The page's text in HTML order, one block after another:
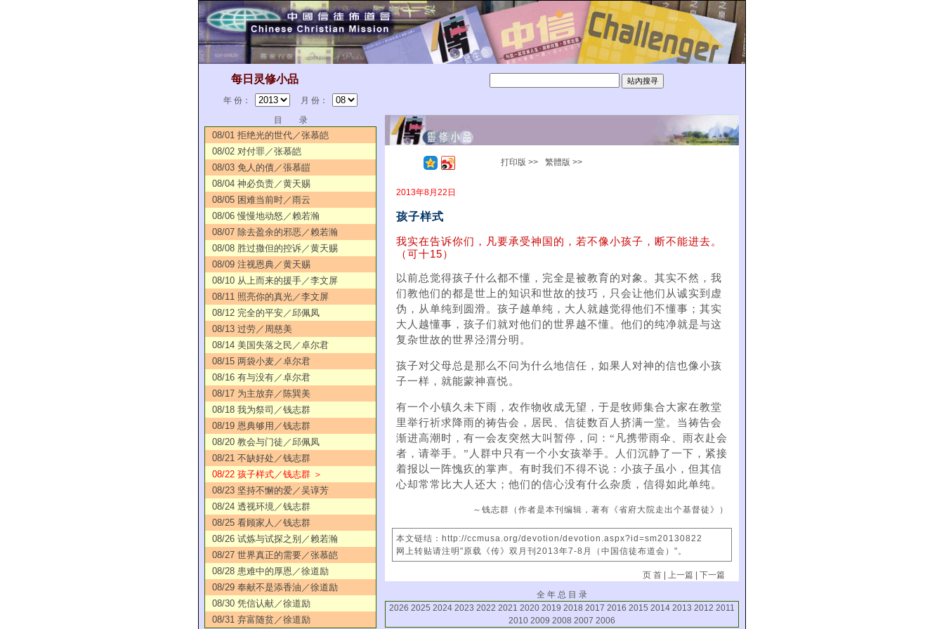
每日灵修小品
年 份：
月 份：
目 录
08/01 拒绝光的世代／张慕皑
08/02 对付罪／张慕皑
08/03 免人的債／張慕皚
08/04 神必负责／黄天赐
08/05 困难当前时／雨云
08/06 慢慢地动怒／赖若瀚
08/07 除去盈余的邪恶／赖若瀚
08/08 胜过撒但的控诉／黄天赐
08/09 注视恩典／黄天赐
08/10 从上而来的援手／李文屏
08/11 照亮你的真光／李文屏
08/12 完全的平安／邱佩凤
08/13 过劳／周慈美
08/14 美国失落之民／卓尔君
08/15 两袋小麦／卓尔君
08/16 有与没有／卓尔君
08/17 为主放弃／陈巽美
08/18 我为祭司／钱志群
08/19 恩典够用／钱志群
08/20 教会与门徒／邱佩凤
08/21 不缺好处／钱志群
08/22 孩子样式／钱志群 ＞
08/23 坚持不懈的爱／吴谆芳
08/24 透视环境／钱志群
08/25 看顾家人／钱志群
08/26 试炼与试探之别／赖若瀚
08/27 世界真正的需要／张慕皑
08/28 患难中的厚恩／徐道励
08/29 奉献不是添香油／徐道励
08/30 凭信认献／徐道励
08/31 弃富随贫／徐道励
打印版 >> 繁體版 >>
2013年8月22日
孩子样式
我实在告诉你们，凡要承受神国的，若不像小孩子，断不能进去。
（可十15）
以前总觉得孩子什么都不懂，完全是被教育的对象。其实不然，我
们教他们的都是世上的知识和世故的技巧，只会让他们从诚实到虚
伪，从单纯到圆滑。孩子越单纯，大人就越觉得他们不懂事；其实
大人越懂事，孩子们就对他们的世界越不懂。他们的纯净就是与这
复杂世故的世界泾渭分明。
孩子对父母总是那么不问为什么地信任，如果人对神的信也像小孩
子一样，就能蒙神喜悦。
有一个小镇久未下雨，农作物收成无望，于是牧师集合大家在教堂
里举行祈求降雨的祷告会，居民、信徒数百人挤满一堂。当祷告会
渐进高潮时，有一会友突然大叫暂停，问：“凡携带雨伞、雨衣赴会
者，请举手。”人群中只有一个小女孩举手。人们沉静了一下，紧接
着报以一阵愧疚的掌声。有时我们不得不说：小孩子虽小，但其信​​
心却常常比大人还大；他们的信心没有什么杂质，信得如此单纯。
～钱志群（作者是本刊编辑，著有《省府大院走出个基督徒》）
本文链结：http://ccmusa.org/devotion/devotion.aspx?id=sm20130822
网上转贴请注明"原载《传》双月刊2013年7-8月（中国信徒布道会）"。
页 首 |上一篇 |下一篇
全 年 总 目 录
2026 2025 2024 2023 2022 2021 2020 2019 2018 2017 2016 2015 2014 2013 2012 2011
2010 2009 2008 2007 2006